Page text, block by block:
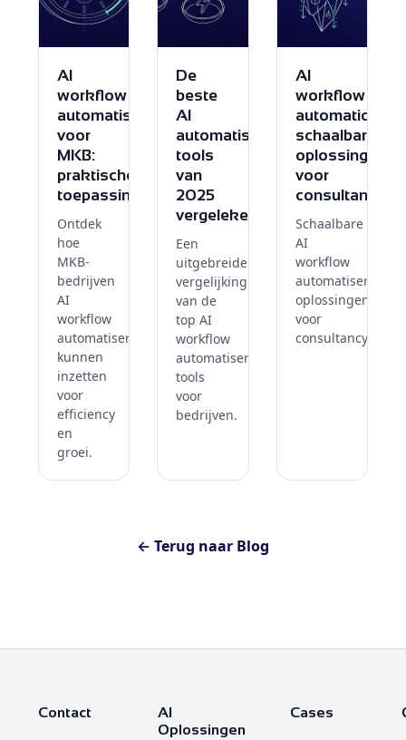
AI
workflow
automatisering
voor
MKB:
praktische
toepassingen
Ontdek
hoe
MKB-
bedrijven
AI
workflow
automatisering
kunnen
inzetten
voor
efficiency
en
groei.
De
beste
AI
automatisering
tools
van
2025
vergeleken
Een
uitgebreide
vergelijking
van de
top AI
workflow
automatisering
tools
voor
bedrijven.
AI
workflow
automation:
schaalbare
oplossingen
voor
consultants
Schaalbare
AI
workflow
automatisering
oplossingen
voor
← Terug naar Blog
Contact
AI
Oplossingen
Cases